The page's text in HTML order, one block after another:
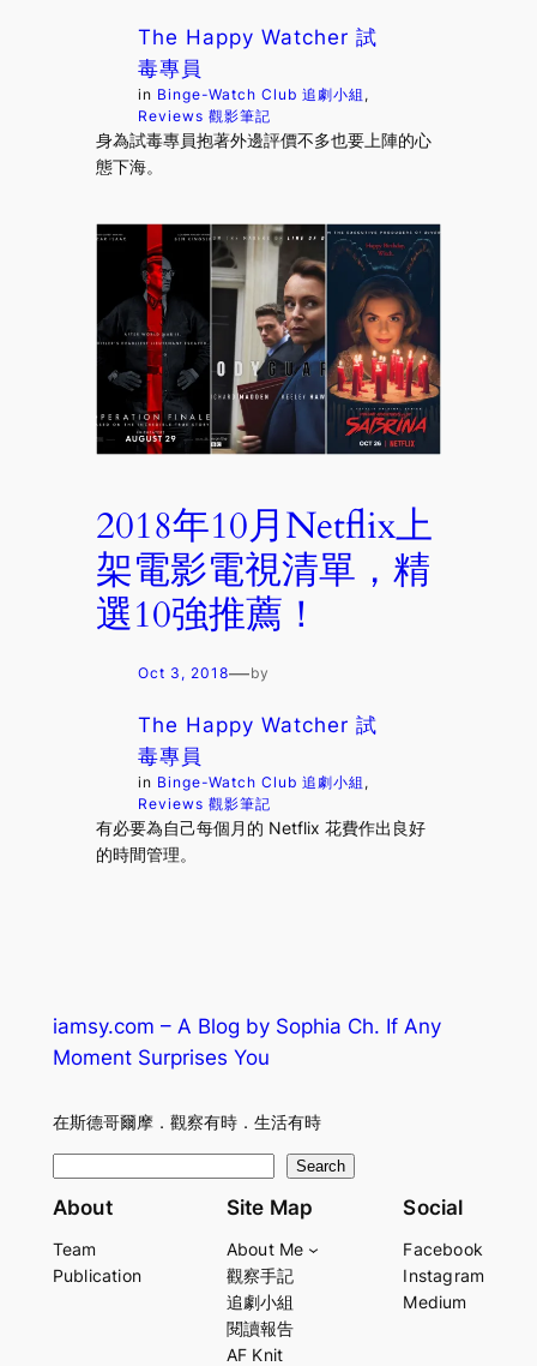
The Happy Watcher 試
毒專員
in Binge-Watch Club 追劇小組
Reviews 觀影筆記
身為試毒專員抱著外邊評價不多也要上陣的心
態下海。
2018年10月Netflix上
架電影電視清單，精
選10強推薦！
Oct 3, 2018—by
The Happy Watcher 試
毒專員
in Binge-Watch Club 追劇小組
Reviews 觀影筆記
有必要為自己每個月的 Netflix 花費作出良好
的時間管理。
iamsy.com – A Blog by Sophia Ch. If Any
Moment Surprises You
在斯德哥爾摩．觀察有時．生活有時
e
r
Search
About
Team
Publication
Site Map
About Me
觀察手記
追劇小組
閱讀報告
AF Knit
Social
Facebook
Instagram
Medium